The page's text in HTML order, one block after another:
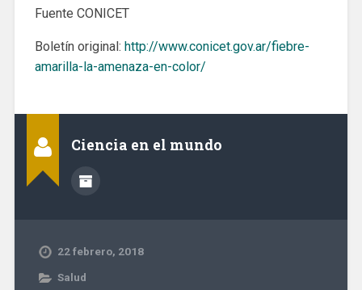
Fuente CONICET
Boletín original: http://www.conicet.gov.ar/fiebre-
amarilla-la-amenaza-en-color/
Ciencia en el mundo
22 febrero, 2018
Salud